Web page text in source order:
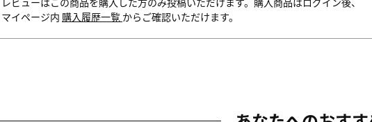
マイページ内 購入履歴一覧 からご確認いただけます。